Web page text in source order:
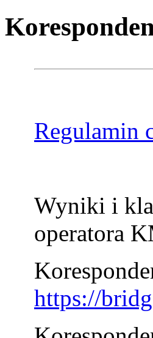
Regulamin
Wyniki i
operatora
https://